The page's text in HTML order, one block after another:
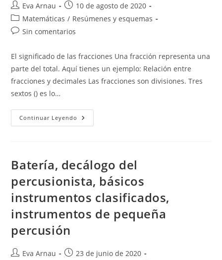
Autor
de
la
entrada:
Eva Arnau
Publicación
de
entrada:
10 de agosto de 2020
Categoría
de
Matemáticas / Resúmenes y esquemas
Comentarios
la
entrada:
Sin comentarios
El significado de las fracciones Una fracción representa una
parte del total. Aquí tienes un ejemplo: Relación entre
fracciones y decimales Las fracciones son divisiones. Tres
sextos () es lo…
Continuar Leyendo Fracciones
Y
Batería, decálogo del
percusionista, básicos
instrumentos clasificados,
instrumentos de pequeña
percusión
AutorEva Arnau
Publicación
23 de junio de 2020